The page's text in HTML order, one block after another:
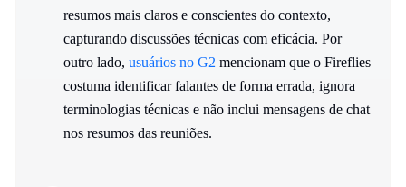
resumos mais claros e conscientes do contexto,
capturando discussões técnicas com eficácia. Por
outro lado, usuários no G2 mencionam que o Fireflies
costuma identificar falantes de forma errada, ignora
terminologias técnicas e não inclui mensagens de chat
nos resumos das reuniões.